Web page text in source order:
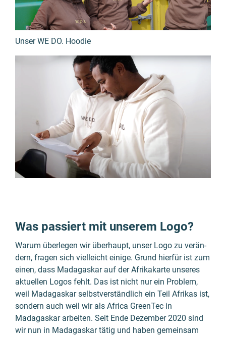
Unser WE DO. Hoodie
Was passiert mit unserem Logo?
Warum über­legen wir über­haupt, unser Logo zu verän­
dern, fragen sich viel­leicht einige. Grund hierfür ist zum
einen, dass Madagaskar auf der Afrika­karte unseres
aktuellen Logos fehlt. Das ist nicht nur ein Problem,
weil Madagaskar selbst­verständ­lich ein Teil Afrikas ist,
sondern auch weil wir als Africa GreenTec in
Madagaskararbeiten. Seit Ende Dezember 2020 sind
wir nun in Madagaskar tätig und haben gemein­sam